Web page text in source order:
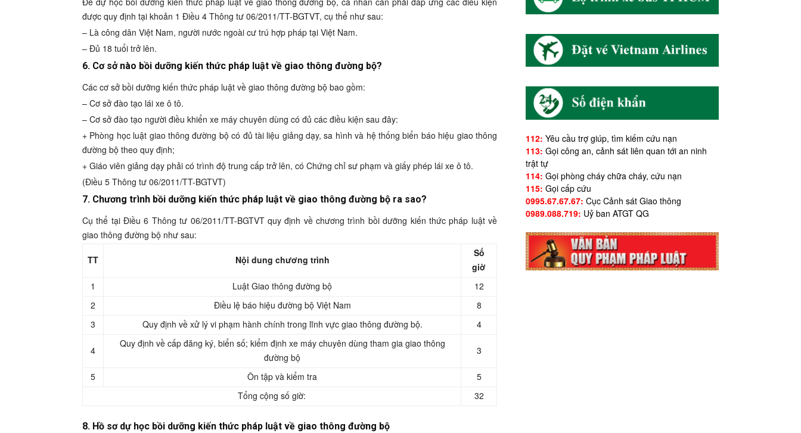
được quy định tại khoản 1 Điều 4 Thông tư 06/2011/TT-BGTVT, cụ thể như sau:
– Là công dân Việt Nam, người nước ngoài cư trú hợp pháp tại Việt Nam.
– Đủ 18 tuổi trở lên.
6. Cơ sở nào bồi dưỡng kiến thức pháp luật về giao thông đường bộ?
Các cơ sở bồi dưỡng kiến thức pháp luật về giao thông đường bộ bao gồm:
– Cơ sở đào tạo lái xe ô tô.
– Cơ sở đào tạo người điều khiển xe máy chuyên dùng có đủ các điều kiện sau đây:
+ Phòng học luật giao thông đường bộ có đủ tài liệu giảng dạy, sa hình và hệ thống biển báo hiệu giao thông
đường bộ theo quy định;
+ Giáo viên giảng dạy phải có trình độ trung cấp trở lên, có Chứng chỉ sư phạm và giấy phép lái xe ô tô.
(Điều 5 Thông tư 06/2011/TT-BGTVT)
7. Chương trình bồi dưỡng kiến thức pháp luật về giao thông đường bộ ra sao?
Cụ thể tại Điều 6 Thông tư 06/2011/TT-BGTVT quy định về chương trình bồi dưỡng kiến thức pháp luật về
giao thông đường bộ như sau:
TT Nội dung chương trình
Số
giờ
1
Luật Giao thông đường bộ
12
2
Điều lệ báo hiệu đường bộ Việt Nam
8
3
Quy định về xử lý vi phạm hành chính trong lĩnh vực giao thông đường bộ. 4
4
Quy định về cấp đăng ký, biển số; kiểm định xe máy chuyên dùng tham gia giao thông
đường bộ
3
5 Ôn tập và kiểm tra
5
Tổng cộng số giờ:
32
8. Hồ sơ dự học bồi dưỡng kiến thức pháp luật về giao thông đường bộ
112: Yêu cầu trợ giúp, tìm kiếm cứu nạn
113: Gọi công an, cảnh sát liên quan tới an ninh
trật tự
114: Gọi phòng cháy chữa cháy, cứu nạn
115: Gọi cấp cứu
0995.67.67.67: Cục Cảnh sát Giao thông
0989.088.719: Uỷ ban ATGT QG